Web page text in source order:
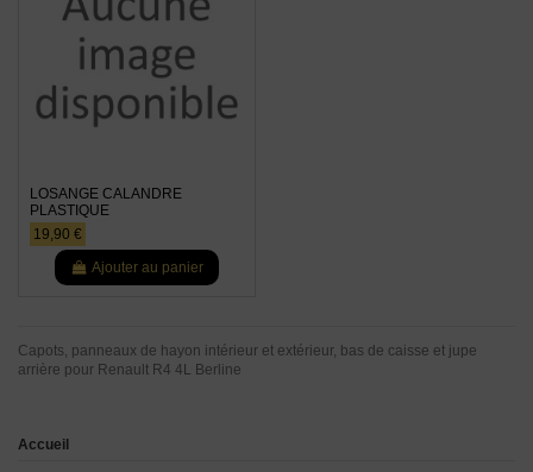
LOSANGE CALANDRE
PLASTIQUE
19,90 €
Ajouter au panier
Capots, panneaux de hayon intérieur et extérieur, bas de caisse et jupe
arrière pour Renault R4 4L Berline
Accueil